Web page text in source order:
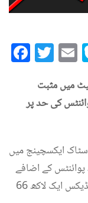
میں مثبت
ایک لاکھ 66 ہزار پوائنٹس کی حد پر
سٹاک ایکسچینج میں
کی گئی، 3500 سے زائد پوائنٹس کے اضافے
کے ساتھ پاکستان سٹاک مارکیٹ میں ہنڈرڈ انڈیکس ایک لاکھ 66